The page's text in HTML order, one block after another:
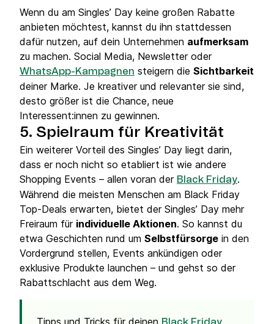
Wenn du am Singles’ Day keine großen Rabatte
anbieten möchtest, kannst du ihn stattdessen
dafür nutzen, auf dein Unternehmen aufmerksam
zu machen. Social Media, Newsletter oder
WhatsApp-Kampagnen steigern die Sichtbarkeit
deiner Marke. Je kreativer und relevanter sie sind,
desto größer ist die Chance, neue
Interessent:innen zu gewinnen.
5. Spielraum für Kreativität
Ein weiterer Vorteil des Singles’ Day liegt darin,
dass er noch nicht so etabliert ist wie andere
Shopping Events – allen voran der Black Friday.
Während die meisten Menschen am Black Friday
Top-Deals erwarten, bietet der Singles’ Day mehr
Freiraum für individuelle Aktionen. So kannst du
etwa Geschichten rund um Selbstfürsorge in den
Vordergrund stellen, Events ankündigen oder
exklusive Produkte launchen – und gehst so der
Rabattschlacht aus dem Weg.
Tipps und Tricks für deinen